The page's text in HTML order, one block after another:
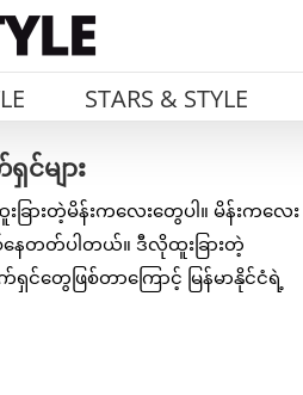
STARS & STYLE
များ
ားတဲ့မိန်းကလေးတွေပါ။ မိန်းကလေး
တတ်ပါတယ်။ ဒီလိုထူးခြားတဲ့
တွေဖြစ်တာကြောင့် မြန်မာနိုင်ငံရဲ့